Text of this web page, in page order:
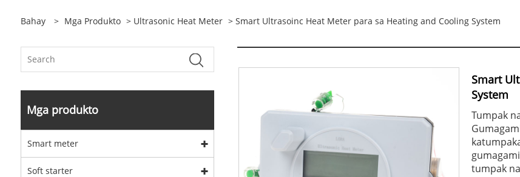
Bahay > Mga Produkto > Ultrasonic Heat Meter > Smart Ultrasoinc Heat Meter para sa Heating and Cooling System
Mga produkto
Smart meter
Soft starter
Smart
System
Tumpak
tumpak